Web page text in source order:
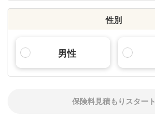
性別
男性
保険料見積もりスタート